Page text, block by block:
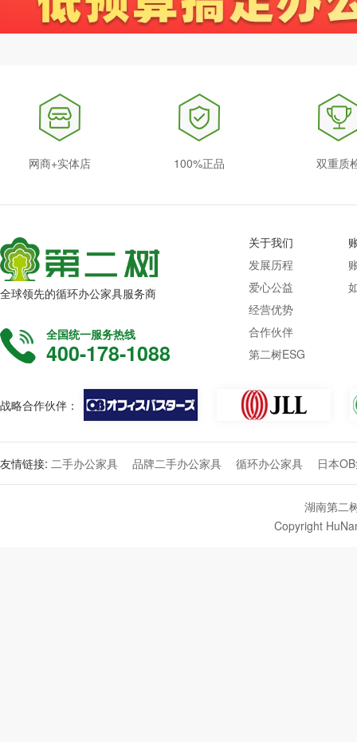
网商+实体店 100%正品 双重质
全球领先的循环办公家具服务商
全国统一服务热线
400-178-1088
关于我们
发展历程
爱心公益
经营优势
合作伙伴
第二树ESG
战略合作伙伴：
友情链接: 二手办公家具 品牌二手办公家具 循环办公家具 日本
湖南第二
Copyright